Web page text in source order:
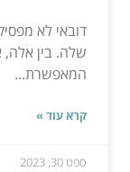
דובאי לא
שלה. בין אלה,
המאפשרת...
קרא עוד »
ספט 30, 2023